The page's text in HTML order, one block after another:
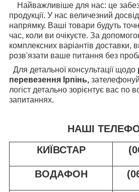
Найважливіше для нас: це
продукції. У нас величезний
напрямку. Ваші товари будуть
час, коли ви очікуєте. За
комплексних варіантів доставки,
розв'язати ваше питання без
Для детальної консультації щодо
перевезення Ірпінь,
логіст детально зорієнтує вас по
запитаннях.
НАШІ
КИЇВСТАР
ВОДАФОН